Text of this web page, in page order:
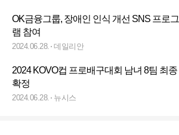
OK금융그룹, 장애인 인식 개선 SNS 프로그
램 참여
2024.06.28. 데일리안
2024 KOVO컵 프로배구대회 남녀 8팀 최종
확정
2024.06.28. 뉴시스